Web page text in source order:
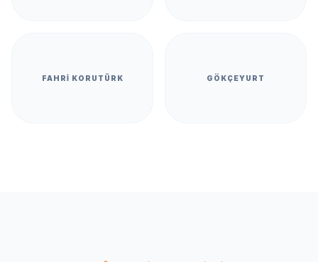
FAHRI KORUTÜRK GÖKÇEYURT